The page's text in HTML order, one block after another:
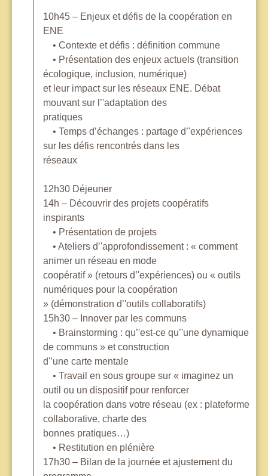
10h45 – Enjeux et défis de la coopération en
ENE
• Contexte et défis : définition commune
• Présentation des enjeux actuels (transition
écologique, inclusion, numérique)
et leur impact sur les réseaux ENE. Débat
mouvant sur l’'adaptation des
pratiques
• Temps d’échanges : partage d’'expériences
sur les défis rencontrés dans les
réseaux
12h30 Déjeuner
14h – Découvrir des projets coopératifs
inspirants
• Présentation de projets
• Ateliers d’'approfondissement : « comment
animer un réseau en mode
coopératif » (retours d’'expériences) ou « outils
numériques pour la coopération
» (démonstration d’'outils collaboratifs)
15h30 – Innover par les communs
• Brainstorming : qu’'est-ce qu’'une dynamique
de communs » et construction
d'’une carte mentale
• Travail en sous groupe sur « imaginez un
outil ou un dispositif pour renforcer
la coopération dans votre réseau (ex : plateforme
collaborative, charte des
bonnes pratiques…)
• Restitution en plénière
17h30 – Bilan de la journée et ajustement du